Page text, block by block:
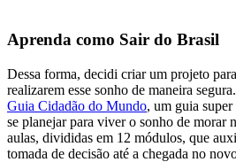
Aprenda como Sair do Brasil
Dessa forma, decidi criar um projeto
realizarem esse sonho de maneira
Guia Cidadão do Mundo, um guia
se planejar para viver o sonho de morar
aulas, divididas em 12 módulos, que
tomada de decisão até a chegada no